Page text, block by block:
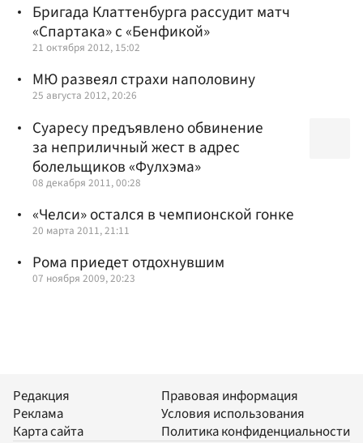
Бригада Клаттенбурга рассудит матч
«Спартака» с «Бенфикой»
21 октября 2012, 15:02
МЮ развеял страхи наполовину
25 августа 2012, 20:26
Суаресу предъявлено обвинение
за неприличный жест в адрес
болельщиков «Фулхэма»
08 декабря 2011, 00:28
«Челси» остался в чемпионской гонке
20 марта 2011, 21:11
Рома приедет отдохнувшим
07 ноября 2009, 20:23
Редакция
Реклама
Карта сайта
Правовая информация
Условия использования
Политика конфиденциальности